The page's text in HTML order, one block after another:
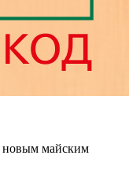
новым майским